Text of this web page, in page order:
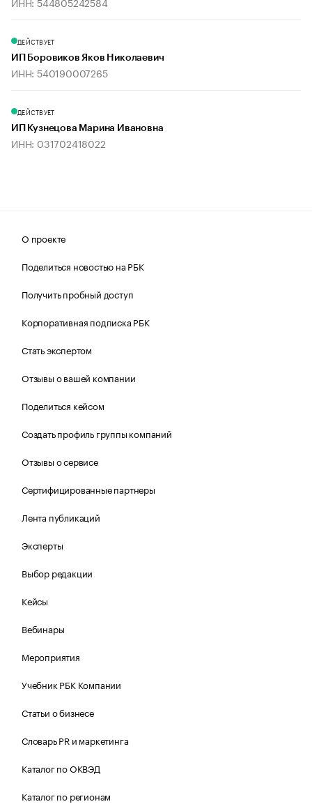
ДЕЙСТВУЕТ
ИП Боровиков Яков Николаевич
ИНН: 540190007265
ДЕЙСТВУЕТ
ИП Кузнецова Марина Ивановна
ИНН: 031702418022
О проекте
Поделиться новостью на РБК
Получить пробный доступ
Корпоративная подписка РБК
Стать экспертом
Отзывы о вашей компании
Поделиться кейсом
Создать профиль группы компаний
Отзывы о сервисе
Сертифицированные партнеры
Лента публикаций
Эксперты
Выбор редакции
Кейсы
Вебинары
Мероприятия
Учебник РБК Компании
Статьи о бизнесе
Словарь PR и маркетинга
Каталог по ОКВЭД
Каталог по регионам